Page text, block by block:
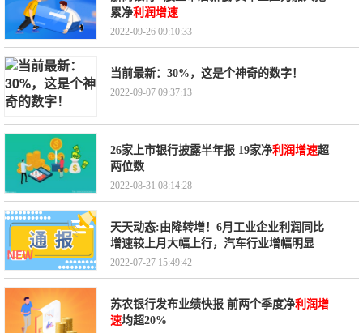
累净利润增速
2022-09-26 09:10:33
当前最新：30%，这是个神奇的数字！
2022-09-07 09:37:13
26家上市银行披露半年报 19家净利润增速超
两位数
2022-08-31 08:14:28
天天动态:由降转增！6月工业企业利润同比
增速较上月大幅上行，汽车行业增幅明显
2022-07-27 15:49:42
苏农银行发布业绩快报 前两个季度净利润增
速均超20%